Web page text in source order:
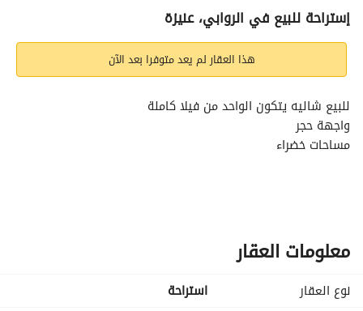
التفاصيل معلومات ترخيص الإعلان
إستراحة للبيع في الروابي، عنيزة
هذا العقار لم يعد متوفرا بعد الآن
للبيع شاليه يتكون الواحد من فيلا كاملة
واجهة حجر
مساحات خضراء
ودورة مياه
يتكون الدور الثاني من 3 غرف نوم - صالة واسعةة - دورات مياه
معلومات العقار
نوع العقار
استراحة